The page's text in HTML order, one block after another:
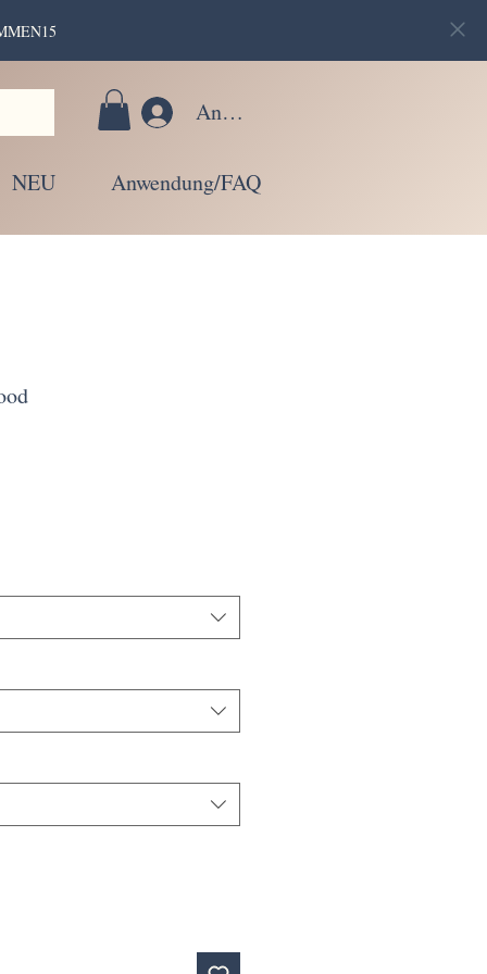
Anmelden
NEU Anwendung/FAQ